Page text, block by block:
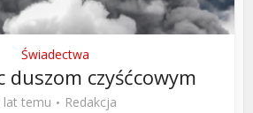
Świadectwa
duszom czyśćcowym
lat temu
Redakcja